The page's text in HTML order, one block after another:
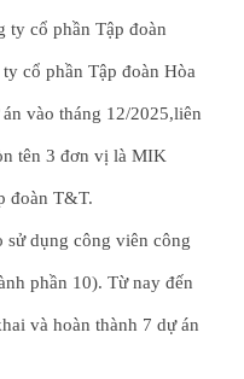
cổ phần Tập đoàn
cổ phần Tập đoàn Hòa
vào tháng 12/2025,liên
tên 3 đơn vị là MIK
đoàn T&T.
sử dụng công viên công
phần 10). Từ nay đến
và hoàn thành 7 dự án